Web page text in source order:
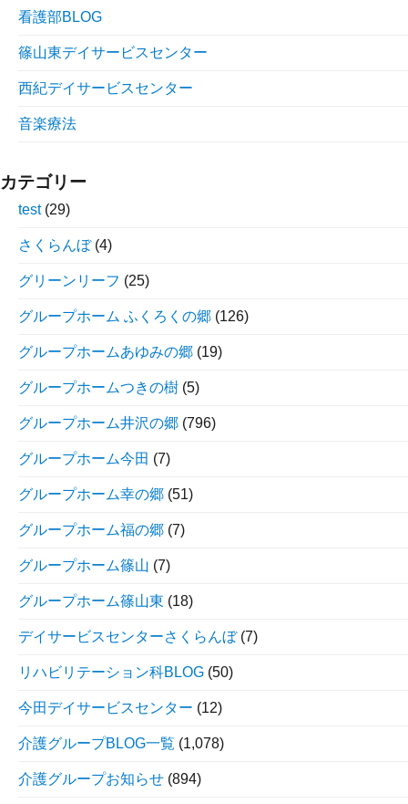
看護部BLOG
篠山東デイサービスセンター
西紀デイサービスセンター
音楽療法
カテゴリー
test(29)
さくらんぼ(4)
グリーンリーフ (25)
グループホーム ふくろくの郷 (126)
グループホームあゆみの郷 (19)
グループホームつきの樹 (5)
グループホーム井沢の郷 (796)
グループホーム今田 (7)
グループホーム幸の郷 (51)
グループホーム福の郷 (7)
グループホーム篠山 (7)
グループホーム篠山東 (18)
デイサービスセンターさくらんぼ(7)
リハビリテーション科BLOG (50)
今田デイサービスセンター (12)
介護グループBLOG一覧 (1,078)
介護グループお知らせ (894)